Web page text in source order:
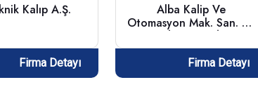
Kalıp A.Ş.
Firma Detayı
Alba Kalip Ve
Otomasyon Mak. San. Ve
Ti̇c. Ltd. Şti̇.
Firma Detayı